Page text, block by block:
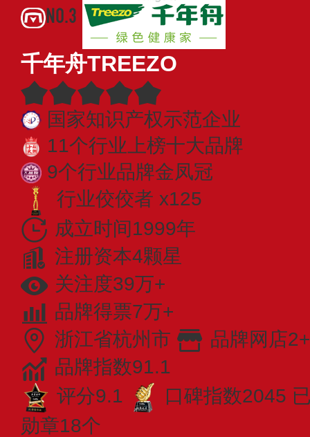
NO.3
千年舟TREEZO
国家知识产权示范企业
11个行业上榜十大品牌
9个行业品牌金凤冠
行业佼佼者 x125
成立时间1999年
注册资本4颗星
关注度39万+
品牌得票7万+
浙江省杭州市
品牌网店2+
品牌指数91.1
评分9.1
口碑指数2045
勋章18个